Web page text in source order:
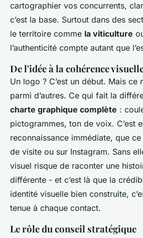
cartographier vos concurrents,
c’est la base. Surtout dans des
le territoire comme la viticulture
l’authenticité compte autant que
De l'idée à la cohérence
Un logo ? C’est un début. Mais ce
parmi d’autres. Ce qui fait la
charte graphique complète :
pictogrammes, ton de voix. C’est
reconnaissance immédiate, que
de visite ou sur Instagram. Sans
visuel risque de raconter une
différente - et c’est là que la
identité visuelle bien construite,
tenue à chaque contact.
Le rôle du conseil stratégique